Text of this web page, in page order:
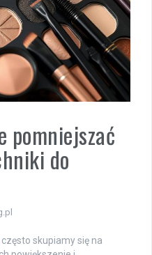
pomniejszać
do
często skupiamy się na